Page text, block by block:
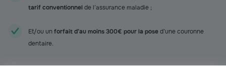
tarif conventionnel de l’assurance maladie ;
Et/ou unforfait d’au moins 300€ pour la posed’une couronne
dentaire.